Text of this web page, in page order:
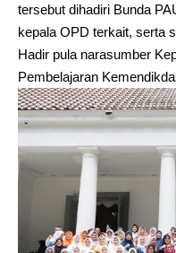
tersebut dihadiri Bunda
kepala OPD terkait, serta
Hadir pula narasumber
Pembelajaran